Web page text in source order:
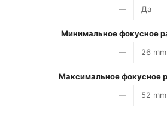
—
Да
Минимальное фокусное
—
26 mm
Максимальное фокусное
—
52 mm